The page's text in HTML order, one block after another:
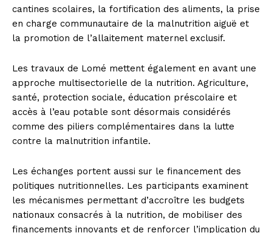
cantines scolaires, la fortification des aliments, la prise
en charge communautaire de la malnutrition aiguë et
la promotion de l’allaitement maternel exclusif.
Les travaux de Lomé mettent également en avant une
approche multisectorielle de la nutrition. Agriculture,
santé, protection sociale, éducation préscolaire et
accès à l’eau potable sont désormais considérés
comme des piliers complémentaires dans la lutte
contre la malnutrition infantile.
Les échanges portent aussi sur le financement des
politiques nutritionnelles. Les participants examinent
les mécanismes permettant d’accroître les budgets
nationaux consacrés à la nutrition, de mobiliser des
financements innovants et de renforcer l’implication du